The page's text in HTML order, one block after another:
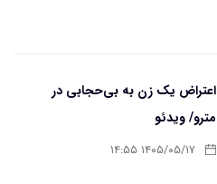
اعتراض یک زن به بی‌حجابی در
مترو/ ویدئو
۱۴۰۵/۰۵/۱۷ ۱۴:۵۵